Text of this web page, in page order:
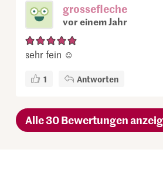
grossefleche
vor einem Jahr
sehr fein ☺️
1 Antworten
Alle 30 Bewertungen